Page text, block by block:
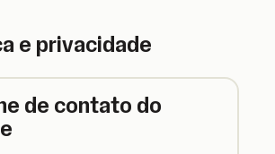
e privacidade
de contato do